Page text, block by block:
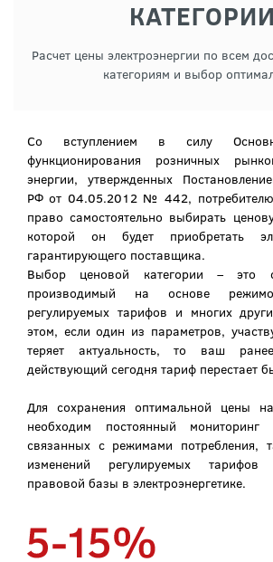
КАТЕГОРИИ
Расчет цены электроэнергии по всем
категориям и выбор
Со вступлением в силу
функционирования розничных
энергии, утвержденных
РФ от 04.05.2012 № 442, потребителю
право самостоятельно выбирать
которой он будет приобретать
гарантирующего поставщика.
Выбор ценовой категории – это
производимый на основе
регулируемых тарифов и многих
этом, если один из параметров,
теряет актуальность, то ваш
действующий сегодня тариф перестает
Для сохранения оптимальной цены
необходим постоянный мониторинг
связанных с режимами потребления,
изменений регулируемых
правовой базы в электроэнергетике.